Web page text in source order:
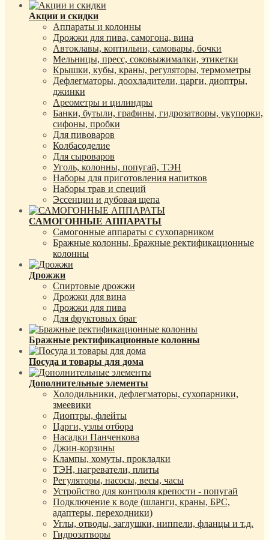
Акции и скидки
Аппараты и колонны
Дрожжи для пива, самогона, вина
Автоклавы, коптильни, самовары, бочки
Мельницы, пресс, соковыжималки, этикетки
Крышки, кубы, краны, регуляторы, термометры
Дефлегматоры, доохладители, царги, диоптры,
джинки
Ареометры и цилиндры
Банки, бутыли, графины, гидрозатворы, укупорки,
сифоны, пробки
Для пивоваров
Колбасоделие
Для сыроваров
Уголь, колонны, попугай, ТЭН
Наборы для приготовления напитков
Наборы трав и специй
Эссенции и дубовая щепа
САМОГОННЫЕ АППАРАТЫ
Самогонные аппараты с сухопарником
Бражные колонны, Бражные ректификационные
колонны
Дрожжи
Спиртовые дрожжи
Дрожжи для вина
Дрожжи для пива
Для фруктовых браг
Бражные ректификационные колонны
Посуда и товары для дома
Дополнительные элементы
Холодильники, дефлегматоры, сухопарники,
змеевики
Диоптры, флейты
Царги, узлы отбора
Насадки Панченкова
Джин-корзины
Клампы, хомуты, прокладки
ТЭН, нагреватели, плиты
Регуляторы, насосы, весы, часы
Устройство для контроля крепости - попугай
Подключение к воде (шланги, краны, БРС,
адаптеры, переходники)
Углы, отводы, заглушки, ниппели, фланцы и т.д.
Гидрозатворы